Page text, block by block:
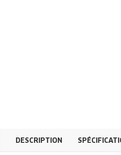
DESCRIPTION